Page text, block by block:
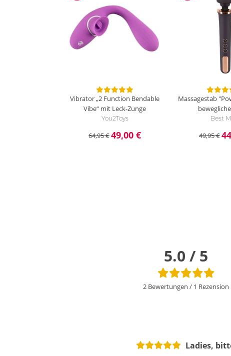
Vibrator „2 Function Bendable
Vibe“ mit Leck-Zunge
You2Toys
64,95 €49,00 €
Massagestab
Best
49,95 €
5.0 / 5
2 Bewertungen / 1 Rezension
Ladies,